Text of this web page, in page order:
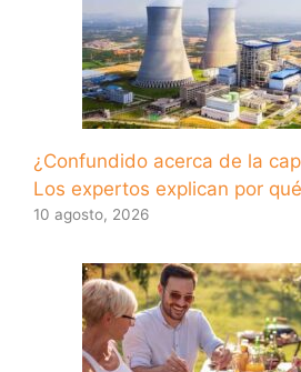
¿Confundido acerca de la
Los expertos explican por
10 agosto, 2026